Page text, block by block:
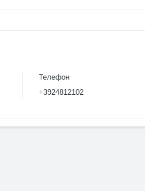
Телефон
+3924812102